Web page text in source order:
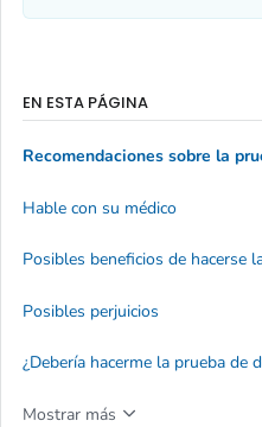
EN ESTA PÁGINA
Recomendaciones sobre la
Hable con su médico
Posibles beneficios de hacerse
Posibles perjuicios
¿Debería hacerme la prueba de
Mostrar más